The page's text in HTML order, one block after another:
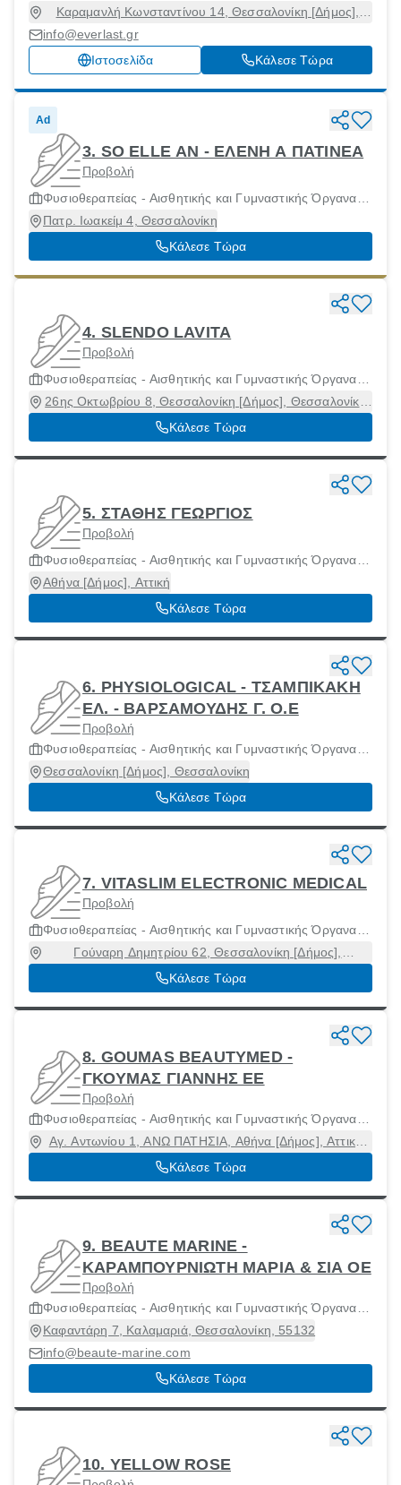
και Μηχανήματα
Καραμανλή Κωνσταντίνου 14, Θεσσαλονίκη [Δήμος],
info@everlast.gr
Ιστοσελίδα
Κάλεσε Τώρα
Ad
3. SO ELLE AN - ΕΛΕΝΗ Α ΠΑΤΙΝΕΑ
Προβολή
Φυσιοθεραπείας - Αισθητικής και Γυμναστικής Όργανα
και Μηχανήματα
Πατρ. Ιωακείμ 4, Θεσσαλονίκη
Κάλεσε Τώρα
4. SLENDO LAVITA
Προβολή
Φυσιοθεραπείας - Αισθητικής και Γυμναστικής Όργανα
και Μηχανήματα
26ης Οκτωβρίου 8, Θεσσαλονίκη [Δήμος], Θεσσαλονίκη,
54627
Κάλεσε Τώρα
5. ΣΤΑΘΗΣ ΓΕΩΡΓΙΟΣ
Προβολή
Φυσιοθεραπείας - Αισθητικής και Γυμναστικής Όργανα
και Μηχανήματα
Αθήνα [Δήμος], Αττική
Κάλεσε Τώρα
6. PHYSIOLOGICAL - ΤΣΑΜΠΙΚΑΚΗ
ΕΛ. - ΒΑΡΣΑΜΟΥΔΗΣ Γ. Ο.Ε
Προβολή
Φυσιοθεραπείας - Αισθητικής και Γυμναστικής Όργανα
και Μηχανήματα
Θεσσαλονίκη [Δήμος], Θεσσαλονίκη
Κάλεσε Τώρα
7. VITASLIM ELECTRONIC MEDICAL
Προβολή
Φυσιοθεραπείας - Αισθητικής και Γυμναστικής Όργανα
και Μηχανήματα
Γούναρη Δημητρίου 62, Θεσσαλονίκη [Δήμος],
Θεσσαλονίκη, 54635
Κάλεσε Τώρα
8. GOUMAS BEAUTYMED -
ΓΚΟΥΜΑΣ ΓΙΑΝΝΗΣ ΕΕ
Προβολή
Φυσιοθεραπείας - Αισθητικής και Γυμναστικής Όργανα
και Μηχανήματα
Αγ. Αντωνίου 1, ΑΝΩ ΠΑΤΗΣΙΑ, Αθήνα [Δήμος], Αττική,
11142
Κάλεσε Τώρα
9. BEAUTE MARINE -
ΚΑΡΑΜΠΟΥΡΝΙΩΤΗ ΜΑΡΙΑ & ΣΙΑ ΟΕ
Προβολή
Φυσιοθεραπείας - Αισθητικής και Γυμναστικής Όργανα
και Μηχανήματα
Καφαντάρη 7, Καλαμαριά, Θεσσαλονίκη, 55132
info@beaute-marine.com
Κάλεσε Τώρα
10. YELLOW ROSE